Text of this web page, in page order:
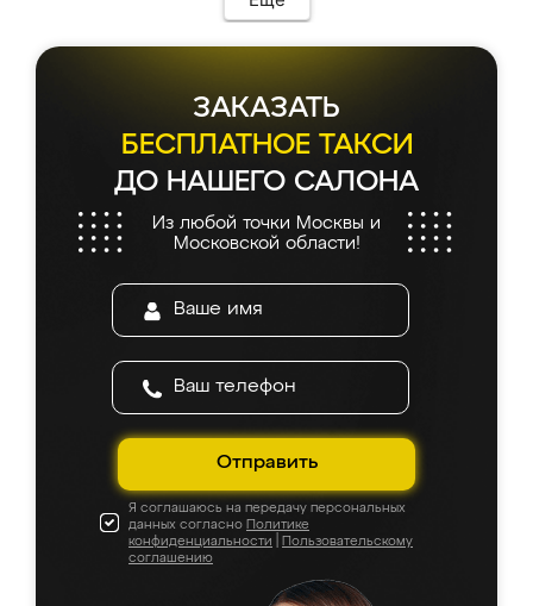
ЗАКАЗАТЬ
БЕСПЛАТНОЕ ТАКСИ
ДО НАШЕГО САЛОНА
Из любой точки Москвы и
Московской области!
Отправить
Я соглашаюсь на передачу персональных
данных согласно Политике
конфиденциальности
Пользовательскому
соглашению